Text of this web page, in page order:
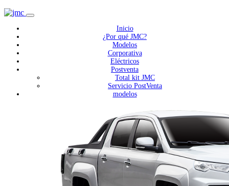
Inicio
¿Por qué JMC?
Modelos
Corporativa
Eléctricos
Postventa
Total kit JMC
Servicio PostVenta
modelos